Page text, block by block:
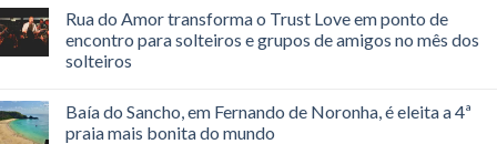
Rua do Amor transforma o Trust Love em ponto de
encontro para solteiros e grupos de amigos no mês dos
solteiros
Baía do Sancho, em Fernando de Noronha, é eleita a 4ª
praia mais bonita do mundo